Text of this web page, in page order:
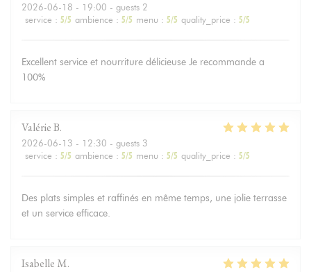
2026-06-18 - 19:00 - guests 2
service : 5/5 ambience : 5/5 menu : 5/5 quality_price : 5/5
Excellent service et nourriture délicieuse Je recommande a
100%
ValérieB
2026-06-13 - 12:30 - guests 3
service : 5/5 ambience : 5/5 menu : 5/5 quality_price : 5/5
Des plats simples et raffinés en même temps, une jolie terrasse
et un service efficace.
Isabelle M